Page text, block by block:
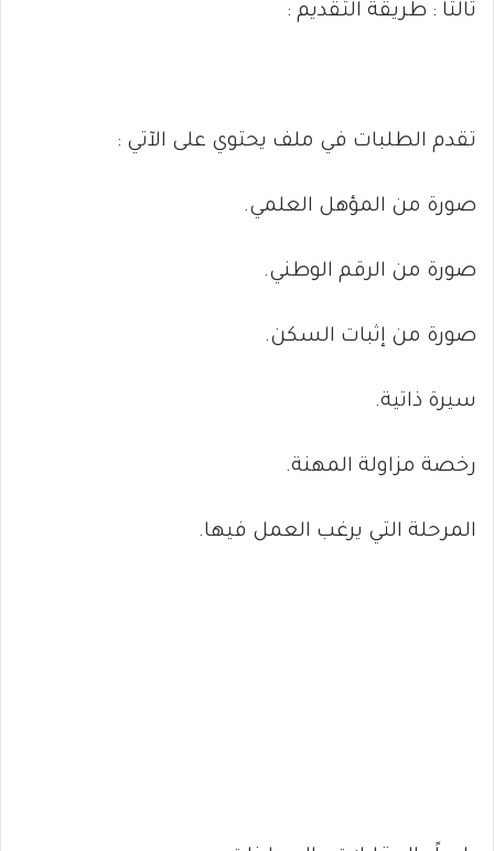
ثالثاً : طريقة التقديم :
تقدم الطلبات في ملف يحتوي على الآتي :
صورة من المؤهل العلمي.
صورة من الرقم الوطني.
صورة من إثبات السكن.
سيرة ذاتية.
رخصة مزاولة المهنة.
المرحلة التي يرغب العمل فيها.